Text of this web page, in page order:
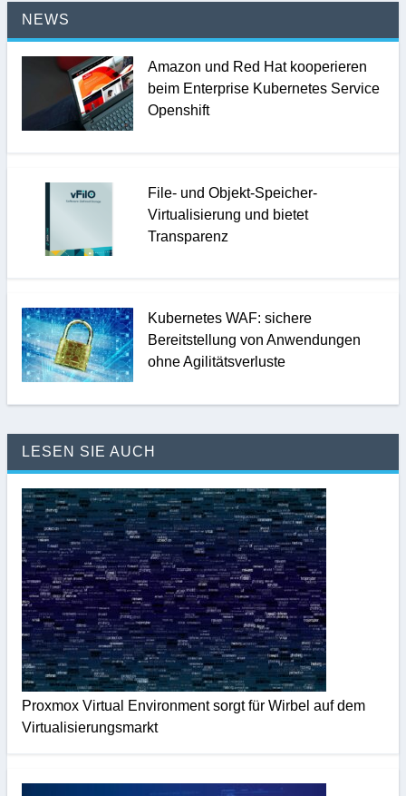
NEWS
Amazon und Red Hat kooperieren
beim Enterprise Kubernetes Service
Openshift
File- und Objekt-Speicher-
Virtualisierung und bietet
Transparenz
Kubernetes WAF: sichere
Bereitstellung von Anwendungen
ohne Agilitätsverluste
LESEN SIE AUCH
Proxmox Virtual Environment sorgt für Wirbel auf dem
Virtualisierungsmarkt